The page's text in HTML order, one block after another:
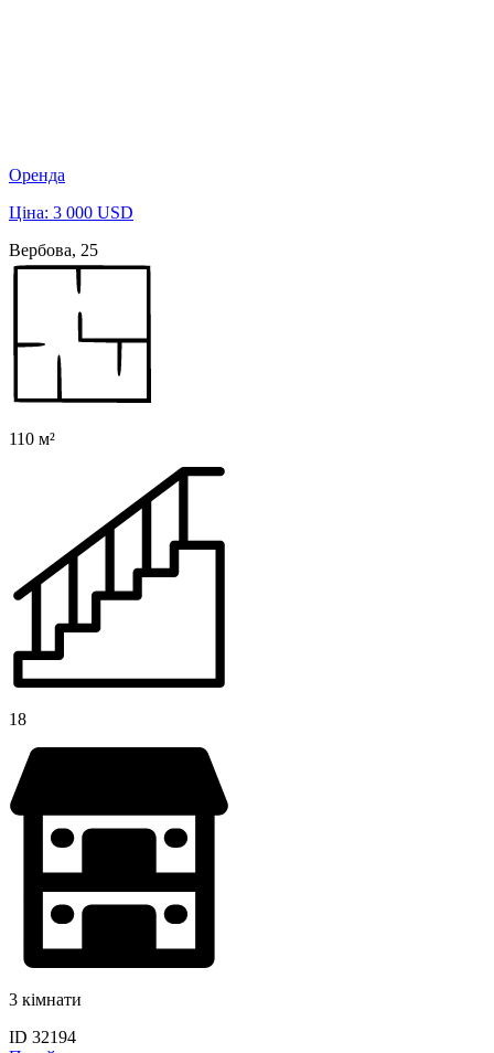
Оренда
Ціна: 3 000 USD
Вербова, 25
110 м²
18
3 кімнати
ID 32194